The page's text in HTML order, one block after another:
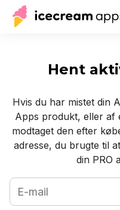
Produkter
Hent
Hvis du har mistet din
Apps produkt, eller af
modtaget den efter
adresse, du brugte til
din PRO